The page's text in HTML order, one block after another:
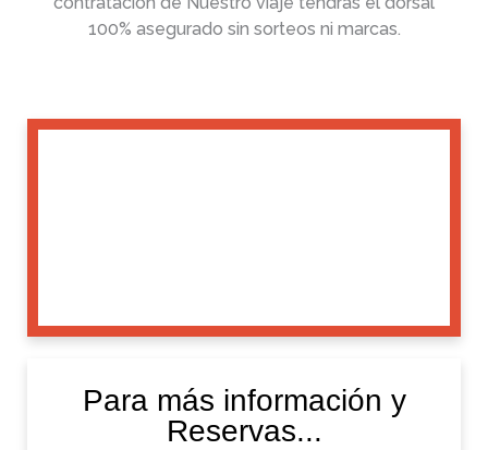
100% asegurado sin sorteos ni marcas.
Para más información y
Reservas...